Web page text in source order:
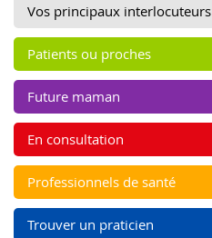
Vos principaux interlocuteurs
Patients ou proches
Future maman
En consultation
Professionnels de santé
Trouver un praticien